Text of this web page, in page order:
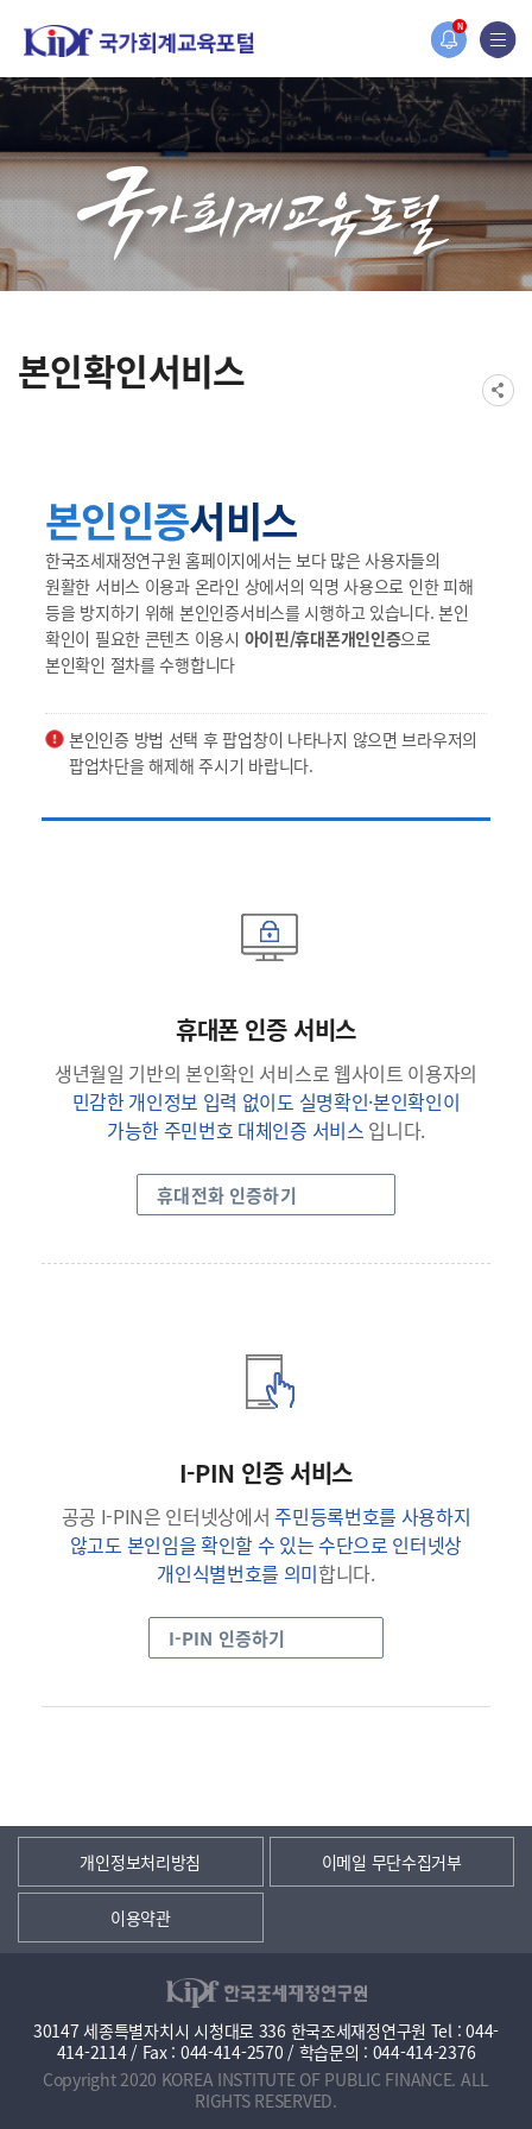
N
홈페이지가 새롭게 개편되었습니다.
한국조세재정연구원홈페이지가 새롭게 개설되었습니다.
본인확인서비스
본인인증서비스
한국조세재정연구원 홈페이지에서는 보다 많은 사용자들의
원활한 서비스 이용과 온라인 상에서의 익명 사용으로 인한 피해
등을 방지하기 위해 본인인증서비스를 시행하고 있습니다. 본인
확인이 필요한 콘텐츠 이용시 아이핀/휴대폰개인인증으로
본인확인 절차를 수행합니다
본인인증 방법 선택 후 팝업창이 나타나지 않으면 브라우저의
팝업차단을 해제해 주시기 바랍니다.
휴대폰 인증 서비스
생년월일 기반의 본인확인 서비스로 웹사이트 이용자의
민감한 개인정보 입력 없이도 실명확인·본인확인이
가능한 주민번호 대체인증 서비스 입니다.
휴대전화 인증하기
I-PIN 인증 서비스
공공 I-PIN은 인터넷상에서주민등록번호를 사용하지
않고도 본인임을 확인할 수 있는 수단으로 인터넷상
개인식별번호를 의미합니다.
I-PIN 인증하기
개인정보처리방침 이메일 무단수집거부
이용약관
30147 세종특별자치시 시청대로 336 한국조세재정연구원 Tel : 044-
414-2114 / Fax : 044-414-2570 / 학습문의 : 044-414-2376
Copyright 2020 KOREA INSTITUTE OF PUBLIC FINANCE. ALL
RIGHTS RESERVED.